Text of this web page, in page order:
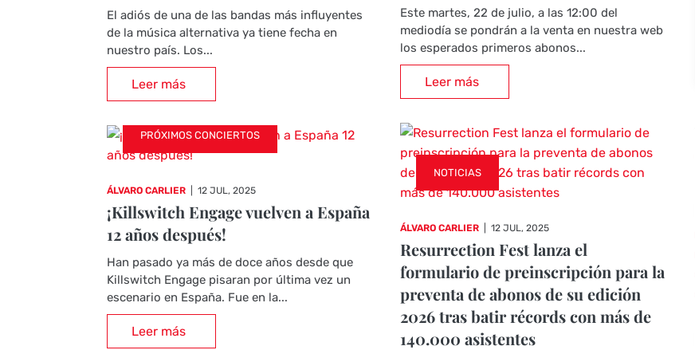
El adiós de una de las bandas más influyentes
de la música alternativa ya tiene fecha en
nuestro país. Los...
Leer más
PRÓXIMOS CONCIERTOS
ÁLVARO CARLIER 12 JUL, 2025
¡Killswitch Engage vuelven a España
12 años después!
Han pasado ya más de doce años desde que
Killswitch Engage pisaran por última vez un
escenario en España. Fue en la...
Leer más
Este martes, 22 de julio, a las 12:00 del
mediodía se pondrán a la venta en nuestra web
los esperados primeros abonos...
Leer más
NOTICIAS
ÁLVARO CARLIER 12 JUL, 2025
Resurrection Fest lanza el
formulario de preinscripción para la
preventa de abonos de su edición
2026 tras batir récords con más de
140.000 asistentes